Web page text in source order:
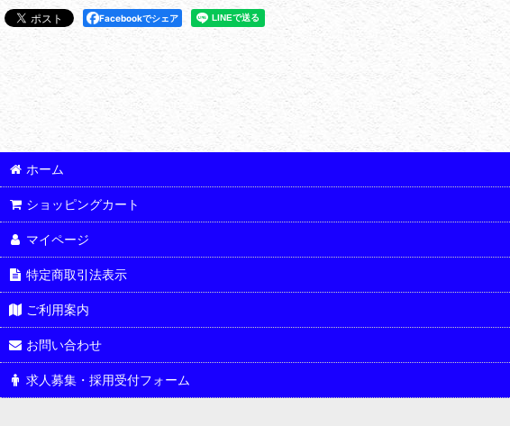
Facebookでシェア
ホーム
ショッピングカート
マイページ
特定商取引法表示
ご利用案内
お問い合わせ
求人募集・採用受付フォーム